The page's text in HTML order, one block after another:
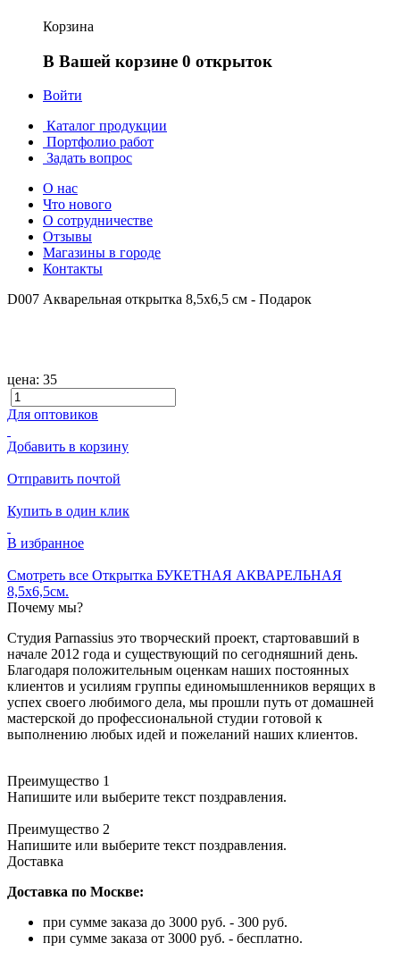
Корзина
В Вашей корзине 0 открыток
Войти
Каталог продукции
Портфолио работ
Задать вопрос
О нас
Что нового
О сотрудничестве
Отзывы
Магазины в городе
Контакты
D007 Акварельная открытка 8,5х6,5 см - Подарок
цена: 35
Для оптовиков
Добавить в корзину
Отправить почтой
Купить в один клик
В избранное
Смотреть все Открытка БУКЕТНАЯ АКВАРЕЛЬНАЯ
8,5х6,5см.
Почему мы?
Студия Parnassius это творческий проект, стартовавший в
начале 2012 года и существующий по сегодняшний день.
Благодаря положительным оценкам наших постоянных
клиентов и усилиям группы единомышленников верящих в
успех своего любимого дела, мы прошли путь от домашней
мастерской до профессиональной студии готовой к
выполнению любых идей и пожеланий наших клиентов.
Преимущество 1
Напишите или выберите текст поздравления.
Преимущество 2
Напишите или выберите текст поздравления.
Доставка
Доставка по Москве:
при сумме заказа до 3000 руб. - 300 руб.
при сумме заказа от 3000 руб. - бесплатно.